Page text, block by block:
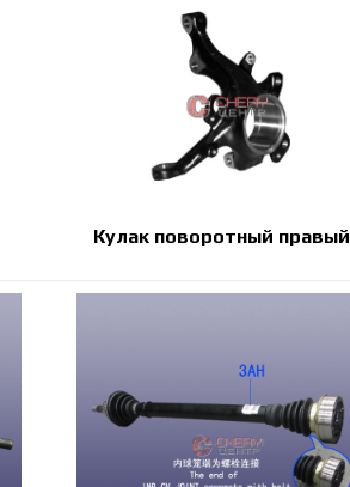
Кулак поворотный правый